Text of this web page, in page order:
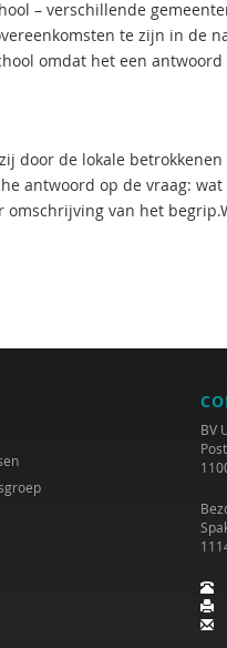
– verschillende
te zijn in de
omdat het een
door de lokale
antwoord op de vraag:
van het
BV